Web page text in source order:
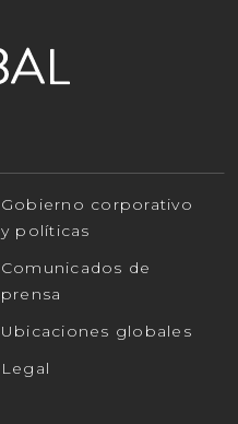
Gobierno corporativo
y políticas
Comunicados de
prensa
Ubicaciones globales
Legal